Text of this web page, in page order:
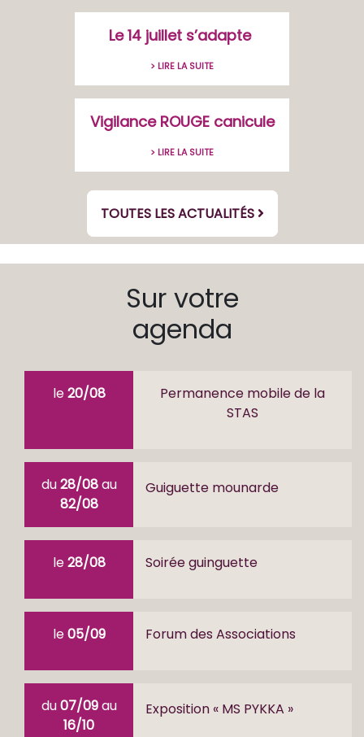
Le 14 juillet s’adapte
> LIRE LA SUITE
Vigilance ROUGE canicule
> LIRE LA SUITE
TOUTES LES ACTUALITÉS
Sur votre
agenda
le20/08
Permanence mobile de la
STAS
du28/08au
82/08
Guiguette mounarde
le28/08 Soirée guinguette
le05/09 Forum des Associations
du07/09au
16/10
Exposition « MS PYKKA »